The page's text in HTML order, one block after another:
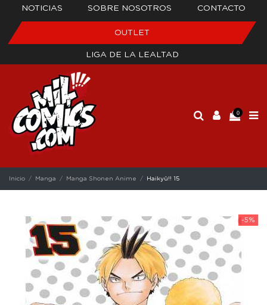
NOTICIAS SOBRE NOSOTROS CONTACTO
OUTLET
LIGA DE LA LEALTAD
0
Inicio Manga Manga Shonen Anime Haikyû!! 15
-5%